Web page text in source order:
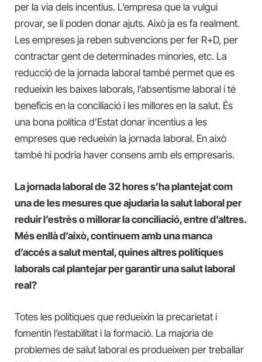
per la via dels incentius. L’empresa que la vulgui
provar, se li poden donar ajuts. Això ja es fa realment.
Les empreses ja reben subvencions per fer R+D, per
contractar gent de determinades minories, etc. La
reducció de la jornada laboral també permet que es
redueixin les baixes laborals, l’absentisme laboral i té
beneficis en la conciliació i les millores en la salut. És
una bona política d’Estat donar incentius a les
empreses que redueixin la jornada laboral. En això
també hi podria haver consens amb els empresaris.
La jornada laboral de 32 hores s’ha plantejat com
una de les mesures que ajudaria la salut laboral per
reduir l’estrès o millorar la conciliació, entre d’altres.
Més enllà d’això, continuem amb una manca
d’accés a salut mental, quines altres polítiques
laborals cal plantejar per garantir una salut laboral
real?
Totes les polítiques que redueixin la precarietat i
fomentin l’estabilitat i la formació. La majoria de
problemes de salut laboral es produeixen per treballar